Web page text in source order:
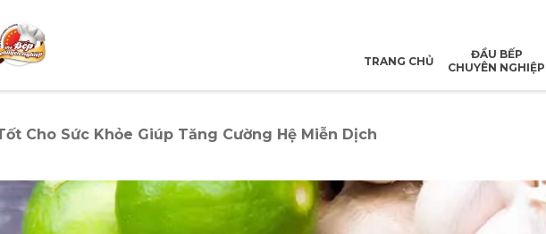
TRANG CHỦ
ĐẦU BẾP
CHUYÊN NGHIỆP
Cho Sức Khỏe Giúp Tăng Cường Hệ Miễn Dịch